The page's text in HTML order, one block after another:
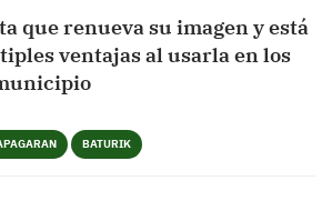
que renueva su imagen y está
ventajas al usarla en los
BATURIK